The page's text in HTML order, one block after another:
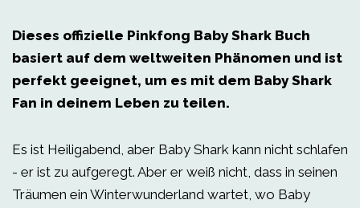
Dieses offizielle Pinkfong Baby Shark Buch
basiert auf dem weltweiten Phänomen und ist
perfekt geeignet, um es mit dem Baby Shark
Fan in deinem Leben zu teilen.
Es ist Heiligabend, aber Baby Shark kann nicht schlafen
- er ist zu aufgeregt. Aber er weiß nicht, dass in seinen
Träumen ein Winterwunderland wartet, wo Baby